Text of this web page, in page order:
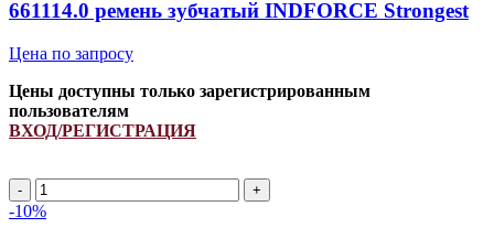
Strongest
661114.0 ремень зубчатый INDFORCE Strongest
Цена по запросу
Цены доступны только зарегистрированным
пользователям
ВХОД/РЕГИСТРАЦИЯ
Количество
товара
-10%